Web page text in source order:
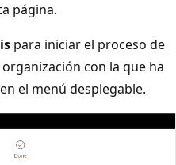
página.
para iniciar el proceso de
con la que ha
el menú desplegable.